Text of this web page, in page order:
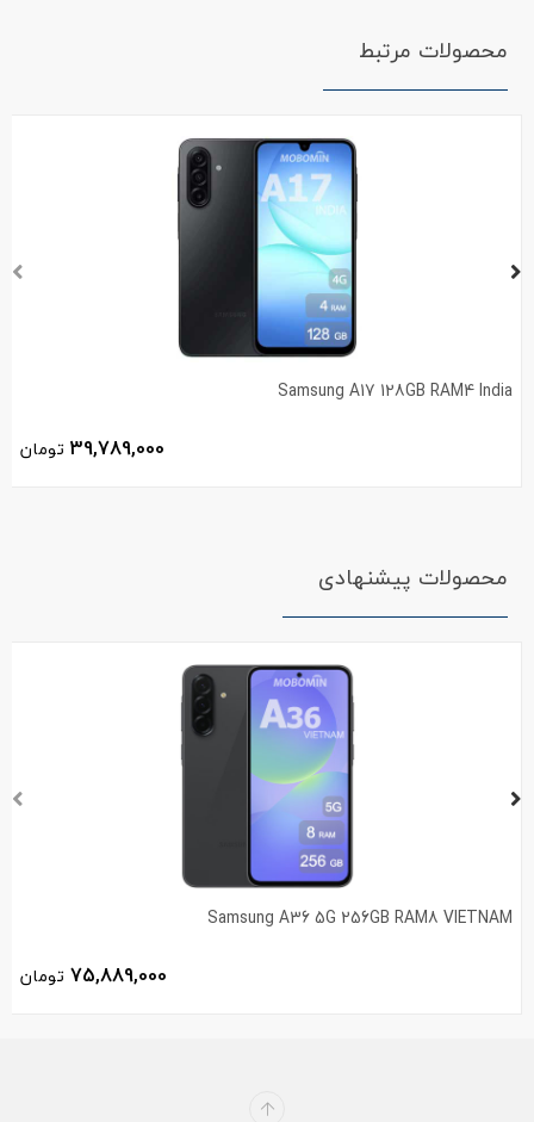
محصولات مرتبط
Samsung A17 128GB RAM4 India
39,789,000 تومان
محصولات پیشنهادی
Samsung A36 5G 256GB RAM8 VIETNAM
75,889,000 تومان